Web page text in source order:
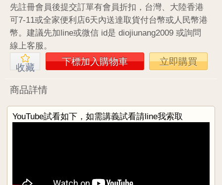
先註冊會員後提交訂單有會員折扣，台灣、大陸香港
可7-11或全家便利店6天內送達取貨付台幣或人民幣港
幣。建議先加line或微信 id是 diojiunang2009 或詢問
線上客服。
收藏
下標加入購物車 立即購買
商品詳情
YouTube試看如下，如需講義試看請line我索取